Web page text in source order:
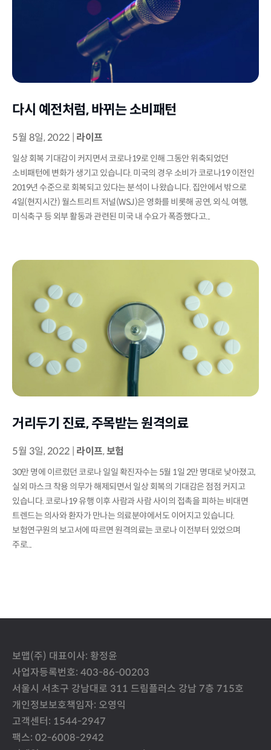
다시 예전처럼, 바뀌는 소비패턴
5월 8일, 2022 | 라이프
일상 회복 기대감이 커지면서 코로나19로 인해 그동안 위축되었던
소비패턴에 변화가 생기고 있습니다. 미국의 경우 소비가 코로나19 이전인
2019년 수준으로 회복되고 있다는 분석이 나왔습니다. 집안에서 밖으로
4일(현지시간) 월스트리트 저널(WSJ)은 영화를 비롯해 공연, 외식, 여행,
미식축구 등 외부 활동과 관련된 미국 내 수요가 폭증했다고...
거리두기 진료, 주목받는 원격의료
5월 3일, 2022 라이프,보험
30만 명에 이르렀던 코로나 일일 확진자수는 5월 1일 2만 명대로 낮아졌고,
실외 마스크 착용 의무가 해제되면서 일상 회복의 기대감은 점점 커지고
있습니다. 코로나19 유행 이후 사람과 사람 사이의 접촉을 피하는 비대면
트렌드는 의사와 환자가 만나는 의료분야에서도 이어지고 있습니다.
보험연구원의 보고서에 따르면 원격의료는 코로나 이전부터 있었으며
주로...
보맵(주) 대표이사: 황정윤
사업자등록번호: 403-86-00203
서울시 서초구 강남대로 311 드림플러스 강남 7층 715호
개인정보보호책임자: 오영익
고객센터: 1544-2947
팩스: 02-6008-2942